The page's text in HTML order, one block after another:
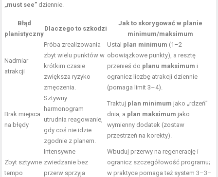
„must see” dziennie.
Błąd
planistyczny
Dlaczego to szkodzi
Jak to skorygować w planie
minimum/maksimum
Nadmiar
atrakcji
Próba zrealizowania
zbyt wielu punktów w
krótkim czasie
zwiększa ryzyko
zmęczenia.
Ustal plan minimum (1–2
obowiązkowe punkty), a resztę
przenieś do planu maksimum i
ogranicz liczbę atrakcji dziennie
(pomaga limit 3–4).
Brak miejsca
na błędy
Sztywny
harmonogram
utrudnia reagowanie,
gdy coś nie idzie
zgodnie z planem.
Traktuj plan minimum jako „rdzeń”
dnia, a plan maksimum jako
wymienny dodatek (zostaw
przestrzeń na korekty).
Zbyt sztywne
tempo
Intensywne
zwiedzanie bez
przerw sprzyja
Wbuduj przerwy na regenerację i
ogranicz szczegółowość programu;
w praktyce pomaga też system 3–3–